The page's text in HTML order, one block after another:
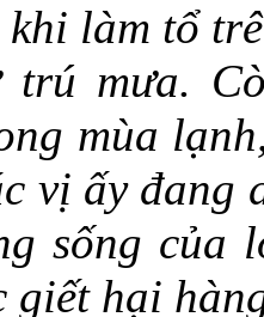
khi làm tổ
trú mưa.
mùa
vị ấy đang
sống của
giết hại